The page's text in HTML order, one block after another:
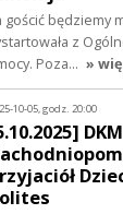
będziemy
z
Poza… »
10-05, godz. 20:00